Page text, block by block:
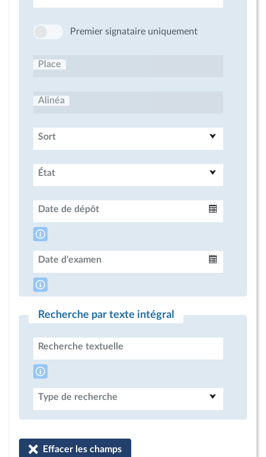
Premier signataire uniquement
Place
Alinéa
Sort
État
Date de dépôt
Date d'examen
Recherche par texte intégral
Recherche textuelle
Type de recherche
Effacer les champs